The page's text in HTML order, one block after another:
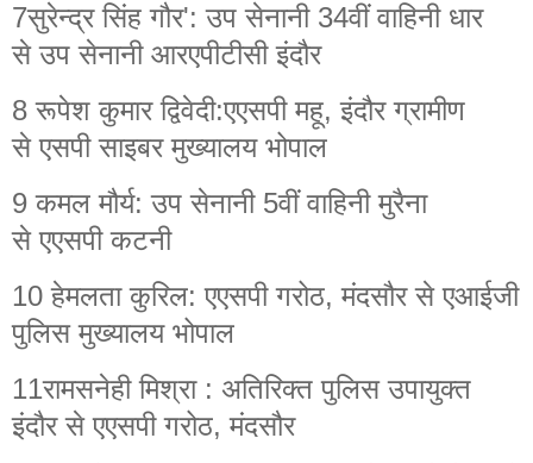
7सुरेन्द्र सिंह गौर': उप सेनानी 34वीं वाहिनी धार
से उप सेनानी आरएपीटीसी इंदौर
8 रूपेश कुमार द्विवेदी:एएसपी महू, इंदौर ग्रामीण
से एसपी साइबर मुख्यालय भोपाल
9 कमल मौर्य: उप सेनानी 5वीं वाहिनी मुरैना
से एएसपी कटनी
10 हेमलता कुरिल: एएसपी गरोठ, मंदसौर से एआईजी
पुलिस मुख्यालय भोपाल
11रामसनेही मिश्रा : अतिरिक्त पुलिस उपायुक्त
इंदौर से एएसपी गरोठ, मंदसौर